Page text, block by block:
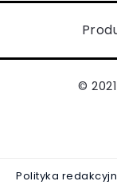
©
Polityka